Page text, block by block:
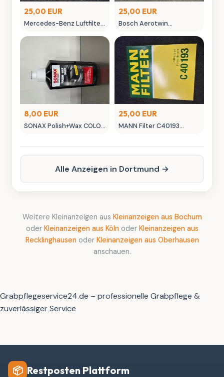
25,00 EUR
Mercedes-Benz Luftfilter
Ersatzteil
25,00 EUR
Bosch Aerotwin
neuwertig in OVP
8,00 EUR
SONAX Polish+Wax COLOR
25,00 EUR
MANN Filter C40193
Alle Anzeigen in Dortmund →
Weitere Kleinanzeigen aus Kleinanzeigen aus Bochum
oder Kleinanzeigen aus Kölnoder Kleinanzeigen aus
Recklinghausenoder Kleinanzeigen aus Oberhausen
anschauen.
Grabpflegeservice24.de – professionelle Grabpflege &
zuverlässiger Service
📦 Restposten Plattform